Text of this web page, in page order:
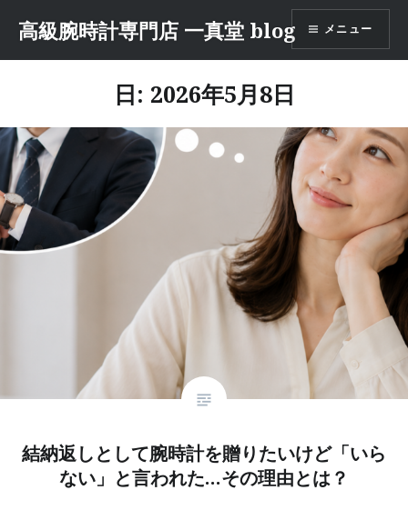
テ
へ
ス
キ
ッ
プ
高級腕時計専門店 一真堂 blog メニュー
日: 2026年5月8日
結納返しとして腕時計を贈りたいけど「いら
ない」と言われた…その理由とは？